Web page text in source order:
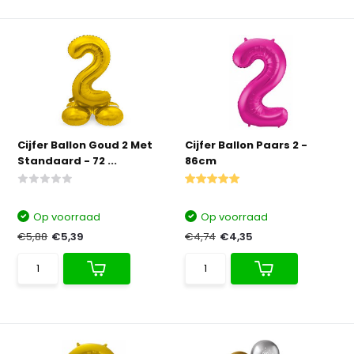
Cijfer Ballon Goud 2 Met
Standaard - 72 ...
Op voorraad
€5,88 €5,39
Cijfer Ballon Paars 2 -
86cm
Op voorraad
€4,74 €4,35